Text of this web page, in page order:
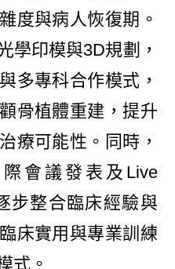
度與病人恢復期。
學印模與3D規劃，
多專科合作模式，
骨植體重建，提升
療可能性。同時，
會議發表及Live
步整合臨床經驗與
床實用與專業訓練
式。